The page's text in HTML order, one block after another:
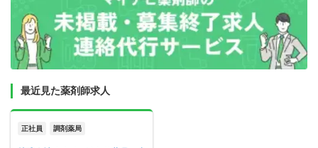
最近見た薬剤師求人
正社員 調剤薬局